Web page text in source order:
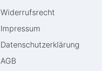
Widerrufs­recht
Impressum
Daten­schutz­erklärung
AGB